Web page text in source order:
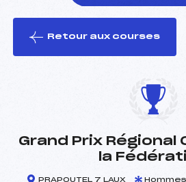
le ski
Retour aux courses
Grand Prix Régional
la
PRAPOUTEL 7 LAUX Hommes